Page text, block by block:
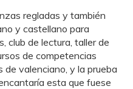
regladas y también
y castellano para
club de lectura, taller de
de competencias
de valenciano, y la prueba
esta que fuese